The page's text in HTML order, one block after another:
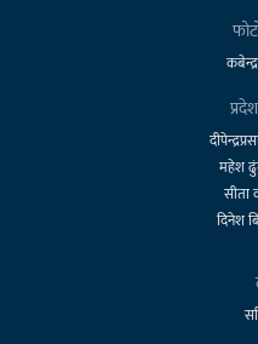
महेश
सीता
दिनेश